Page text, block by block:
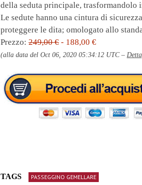
della seduta principale, trasformandolo
Le sedute hanno una cintura di
proteggere le dita; omologato allo
Prezzo: 249,00 € - 188,00 €
(alla data del Oct 06, 2020 05:34:12 UTC –
TAGS PASSEGGINO GEMELLARE